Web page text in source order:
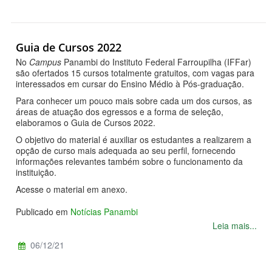
Guia de Cursos 2022
No Campus Panambi do Instituto Federal Farroupilha (IFFar)
são ofertados 15 cursos totalmente gratuitos, com vagas para
interessados em cursar do Ensino Médio à Pós-graduação.
Para conhecer um pouco mais sobre cada um dos cursos, as
áreas de atuação dos egressos e a forma de seleção,
elaboramos o Guia de Cursos 2022.
O objetivo do material é auxiliar os estudantes a realizarem a
opção de curso mais adequada ao seu perfil, fornecendo
informações relevantes também sobre o funcionamento da
instituição.
Acesse o material em anexo.
Publicado em Notícias Panambi
Leia mais...
06/12/21